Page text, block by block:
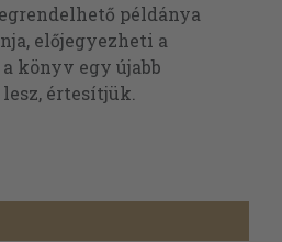
példánya
előjegyezheti a
könyv egy újabb
értesítjük.